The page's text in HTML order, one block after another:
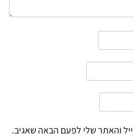
והאתר שלי לפעם הבאה שאגיב.